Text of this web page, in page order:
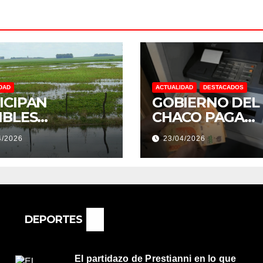
Y
MUY
2026
ACTUALIDAD DESTACADOS
GOBIERNO DEL
CHACO PAGA
SUELDOS EL 29
DE ABRIL, CON
2% DE
23/04/2026
DEPORTES
El partidazo de Prestianni en lo que